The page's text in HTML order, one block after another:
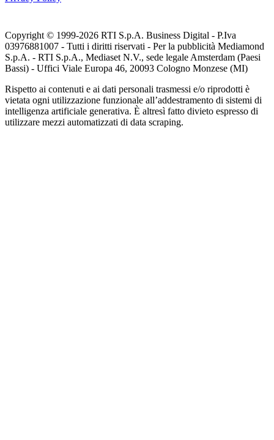
Copyright © 1999-2026 RTI S.p.A. Business Digital - P.Iva
03976881007 - Tutti i diritti riservati - Per la pubblicità Mediamond
S.p.A. - RTI S.p.A., Mediaset N.V., sede legale Amsterdam (Paesi
Bassi) - Uffici Viale Europa 46, 20093 Cologno Monzese (MI)
Rispetto ai contenuti e ai dati personali trasmessi e/o riprodotti è
vietata ogni utilizzazione funzionale all’addestramento di sistemi di
intelligenza artificiale generativa. È altresì fatto divieto espresso di
utilizzare mezzi automatizzati di data scraping.